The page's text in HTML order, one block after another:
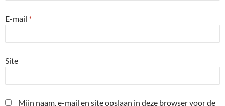
E-mail *
Site
Mijn naam, e-mail en site opslaan in deze browser voor de